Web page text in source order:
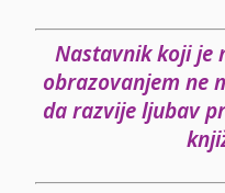
Nastavnik koji je
obrazovanjem ne
da razvije ljubav